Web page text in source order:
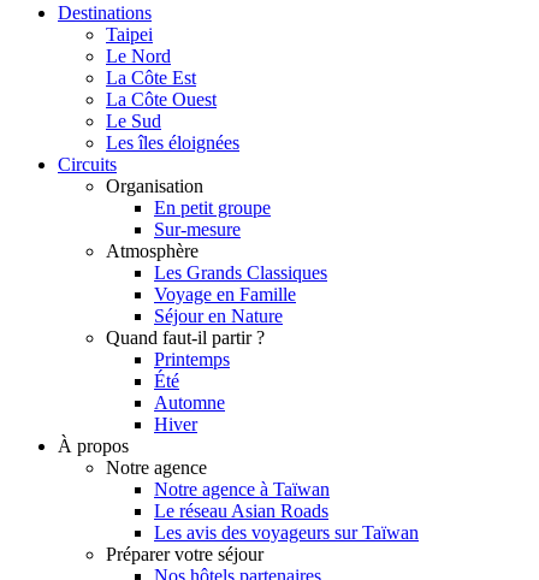
Destinations
Taipei
Le Nord
La Côte Est
La Côte Ouest
Le Sud
Les îles éloignées
Circuits
Organisation
En petit groupe
Sur-mesure
Atmosphère
Les Grands Classiques
Voyage en Famille
Séjour en Nature
Quand faut-il partir ?
Printemps
Été
Automne
Hiver
À propos
Notre agence
Notre agence à Taïwan
Le réseau Asian Roads
Les avis des voyageurs sur Taïwan
Préparer votre séjour
Nos hôtels partenaires